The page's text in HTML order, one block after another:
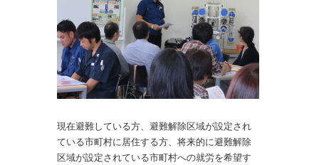
現在避難している方、避難解除区域が設定され
ている市町村に居住する方、将来的に避難解除
区域が設定されている市町村への就労を希望す